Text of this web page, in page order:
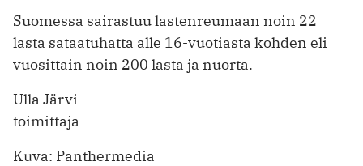
Suomessa sairastuu lastenreumaan noin 22
lasta sataatuhatta alle 16-vuotiasta kohden eli
vuosittain noin 200 lasta ja nuorta.
Ulla Järvi
toimittaja
Kuva: Panthermedia